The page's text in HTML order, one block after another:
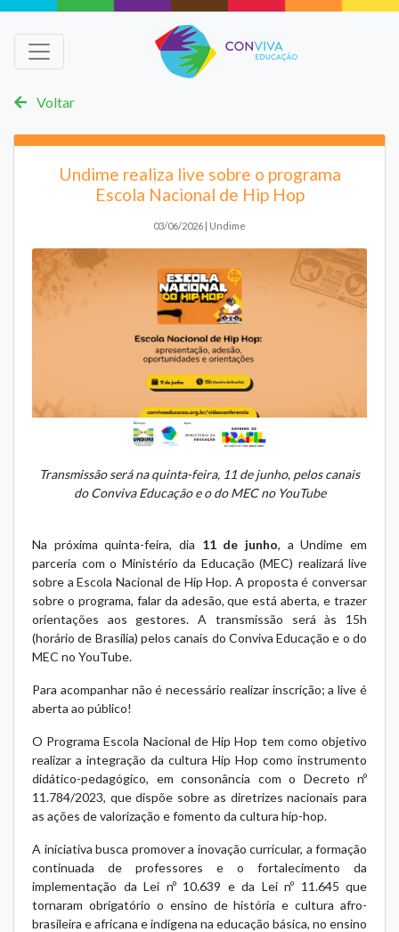
Voltar
Undime realiza live sobre o programa
Escola Nacional de Hip Hop
03/06/2026 | Undime
Transmissão será na quinta-feira, 11 de junho, pelos canais
do Conviva Educação e o do MEC no YouTube
Na próxima quinta-feira, dia 11 de junho, a Undime em
parceria com o Ministério da Educação (MEC) realizará live
sobre a Escola Nacional de Hip Hop. A proposta é conversar
sobre o programa, falar da adesão, que está aberta, e trazer
orientações aos gestores. A transmissão será às 15h
(horário de Brasília) pelos canais do Conviva Educação e o do
MEC no YouTube.
Para acompanhar não é necessário realizar inscrição; a live é
aberta ao público!
O Programa Escola Nacional de Hip Hop tem como objetivo
realizar a integração da cultura Hip Hop como instrumento
didático-pedagógico, em consonância com o Decreto nº
11.784/2023, que dispõe sobre as diretrizes nacionais para
as ações de valorização e fomento da cultura hip-hop.
A iniciativa busca promover a inovação curricular, a formação
continuada de professores e o fortalecimento da
implementação da Lei nº 10.639 e da Lei nº 11.645 que
tornaram obrigatório o ensino de história e cultura afro-
brasileira e africana e indígena na educação básica, no ensino